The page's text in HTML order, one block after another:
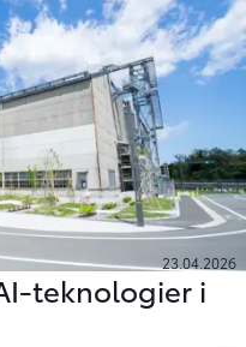
23.04.2026
teknologier i